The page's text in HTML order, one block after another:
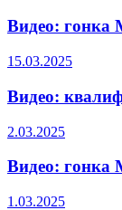
Видео: гонка
15.03.2025
Видео:
2.03.2025
Видео: гонка
1.03.2025